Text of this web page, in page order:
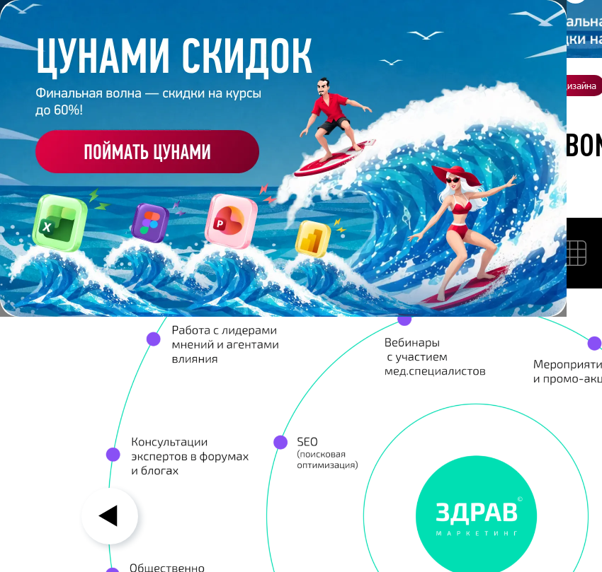
Корпоративное обучение Заказать презентацию Студия дизайна
Главная Презентация 132 – Разработана студией Bonnie&Slide для ЗдравМаркетинг
ПРЕЗЕНТАЦИЯ 132 - РАЗРАБОТАНА СТУДИЕЙ
ЗДРАВМАРКЕТИНГ
Работа
эксперта